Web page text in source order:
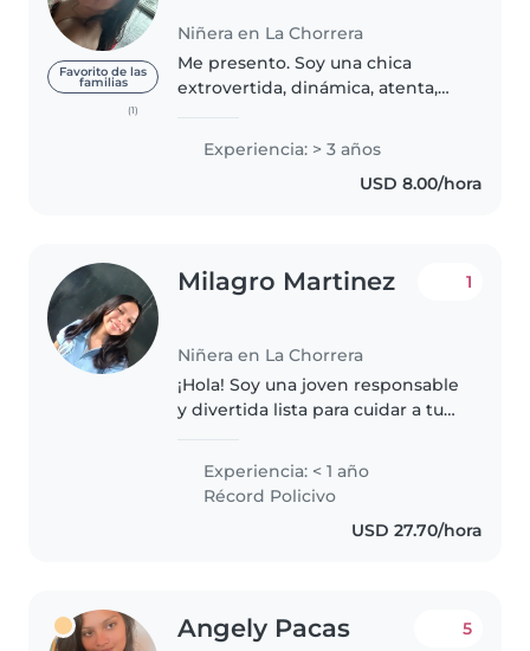
Favorito de las
familias
(1)
Niñera en La Chorrera
Me presento. Soy una chica
extrovertida, dinámica, atenta,
Me gusta mantener un ambiente
tranquilo, seguro y con rutinas
Experiencia: > 3 años
USD 8.00/hora
Milagro Martinez
Niñera en La Chorrera
1
¡Hola! Soy una joven responsable
y divertida lista para cuidar a tus
con niños y estoy certificada con
primeros auxilios Me encanta
Experiencia: < 1 año
Récord Policivo
USD 27.70/hora
Angely Pacas 5